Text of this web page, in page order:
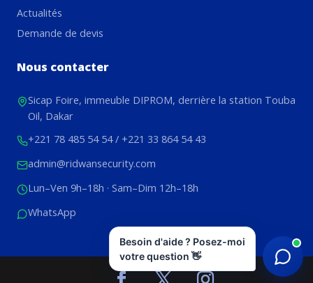
Actualités
Demande de devis
Nous contacter
Sicap Foire, immeuble DIPROM, derrière la station Touba
Oil, Dakar
+221 78 485 54 54/ +221 33 864 54 43
admin@ridwansecurity.com
Lun–Ven 9h–18h · Sam–Dim 12h–18h
WhatsApp
Besoin d'aide ? Posez-moi
votre question 👋